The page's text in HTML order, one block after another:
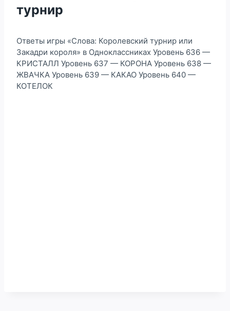
турнир
Ответы игры «Слова: Королевский турнир или
Закадри короля» в Одноклассниках Уровень 636 —
КРИСТАЛЛ Уровень 637 — КОРОНА Уровень 638 —
ЖВАЧКА Уровень 639 — КАКАО Уровень 640 —
КОТЕЛОК